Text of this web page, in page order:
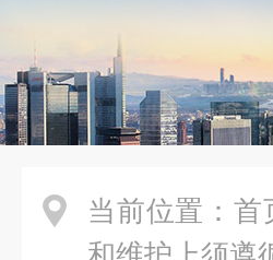
当前位置： 首